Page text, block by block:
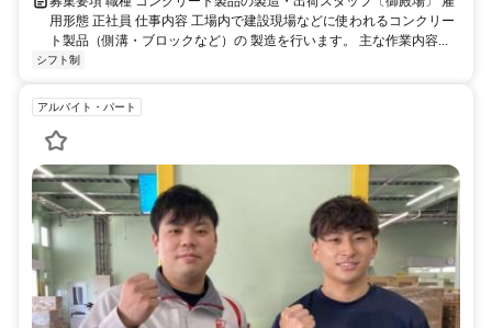
用形態 正社員 仕事内容 工場内で建設現場などに使われるコンクリー
ト製品（側溝・ブロックなど）の 製造を行います。 主な作業内容...
シフト制
アルバイト・パート